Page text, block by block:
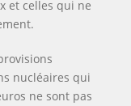
et celles qui ne
nucléaires qui
ne sont pas